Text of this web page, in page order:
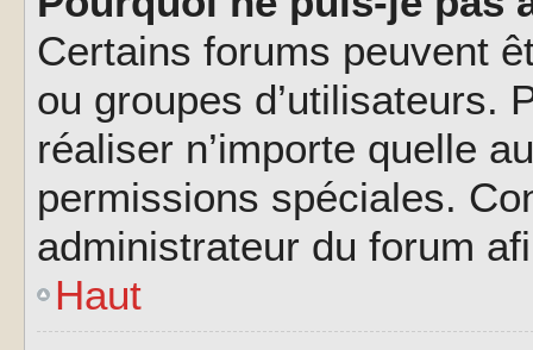
Certains forums peuvent
ou groupes d’utilisateurs.
réaliser n’importe quelle
permissions spéciales.
administrateur du forum
Haut